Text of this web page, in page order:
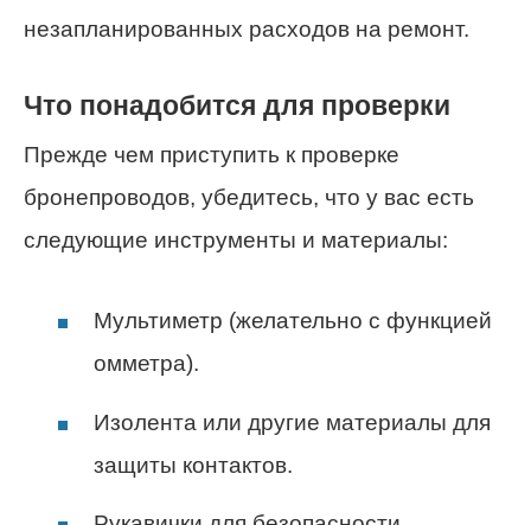
незапланированных расходов на ремонт.
Что понадобится для проверки
Прежде чем приступить к проверке
бронепроводов, убедитесь, что у вас есть
следующие инструменты и материалы:
Мультиметр (желательно с функцией
омметра).
Изолента или другие материалы для
защиты контактов.